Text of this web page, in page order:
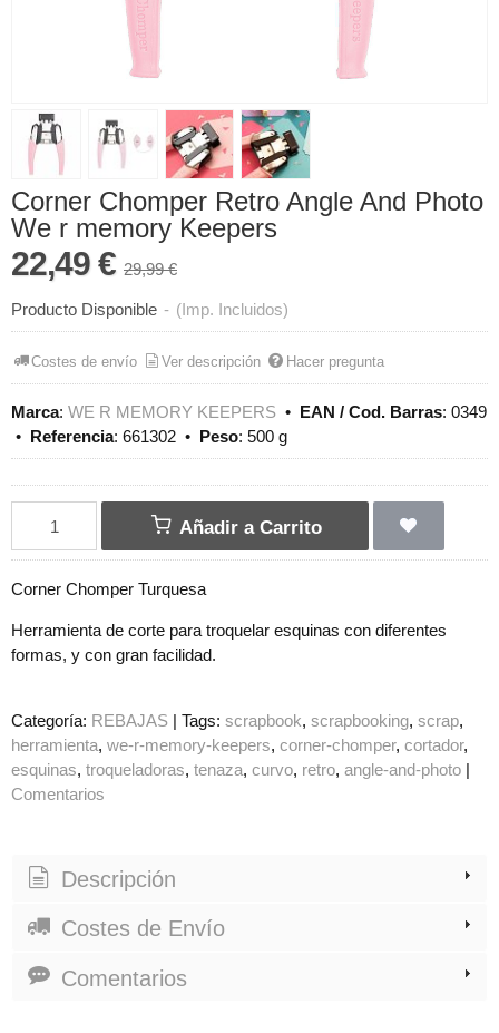
Corner Chomper Retro Angle And Photo
We r memory Keepers
22,49 € 29,99 €
Producto Disponible - (Imp. Incluidos)
Costes de envío Ver descripción Hacer pregunta
Marca: WE R MEMORY KEEPERS • EAN / Cod. Barras: 0349
• Referencia: 661302 • Peso: 500 g
Añadir a Carrito
Corner Chomper Turquesa
Herramienta de corte para troquelar esquinas con diferentes
formas, y con gran facilidad.
Categoría: REBAJAS | Tags: scrapbook scrapbooking scrap
herramienta we-r-memory-keepers corner-chomper cortador
esquinas troqueladoras tenaza curvo retro angle-and-photo |
Comentarios
Descripción
Costes de Envío
Comentarios